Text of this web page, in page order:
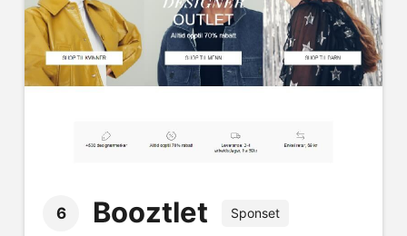
6 Booztlet Sponset